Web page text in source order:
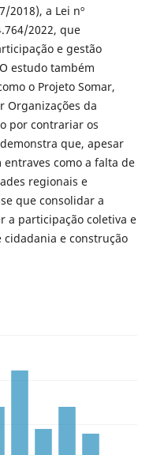
2018), a Lei nº
2022, que
e gestão
estudo também
o Projeto Somar,
Organizações da
por contrariar os
que, apesar
como a falta de
regionais e
que consolidar a
a participação coletiva e
cidadania e construção